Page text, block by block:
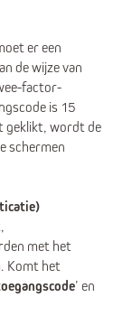
er een
de wijze van
factor-
is 15
geklikt, wordt de
schermen
met het
Komt het
’ en